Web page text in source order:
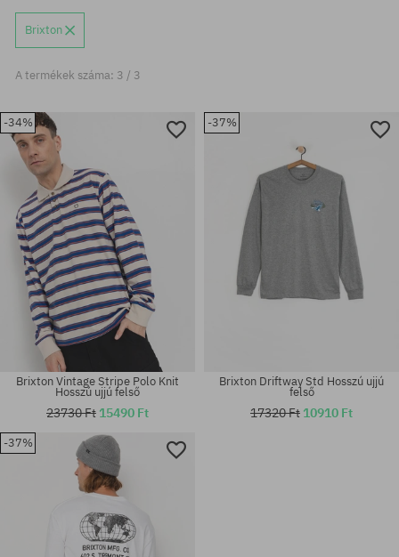
Brixton
A termékek száma: 3 / 3
-34%
Brixton Vintage Stripe Polo Knit
Hosszú ujjú felső
23730 Ft 15490 Ft
-37%
Brixton Driftway Std Hosszú ujjú
felső
17320 Ft 10910 Ft
-37%